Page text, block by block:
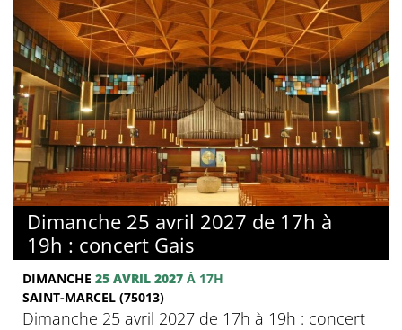
Dimanche 25 avril 2027 de 17h à
19h : concert Gais
DIMANCHE 25 AVRIL 2027 À 17H
SAINT-MARCEL (75013)
Dimanche 25 avril 2027 de 17h à 19h : concert